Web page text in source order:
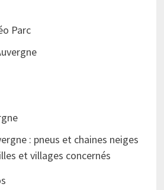
Parc
: pneus et chaines neiges
et villages concernés